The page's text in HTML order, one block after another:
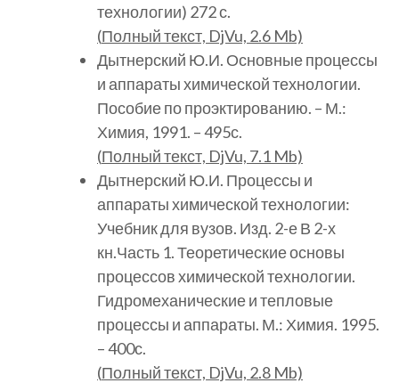
технологии) 272 с.
(Полныйтекст, DjVu, 2.6 Mb)
Дытнерский Ю.И. Основные процессы
и аппараты химической технологии.
Пособие по проэктированию. – М.:
Химия, 1991. – 495с.
(Полныйтекст, DjVu, 7.1 Mb)
Дытнерский Ю.И. Процессы и
аппараты химической технологии:
Учебник для вузов. Изд. 2-е В 2-х
кн.Часть 1. Теоретические основы
процессов химической технологии.
Гидромеханические и тепловые
процессы и аппараты. М.: Химия. 1995.
– 400с.
(Полныйтекст, DjVu, 2.8 Mb)